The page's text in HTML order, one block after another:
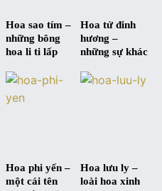
Hoa sao tím –
những bông
hoa li ti lấp
sao
Hoa tử đinh
hương –
những sự khác
nghĩa giữa
Hoa phi yến –
một cái tên
Hoa lưu ly –
loài hoa xinh